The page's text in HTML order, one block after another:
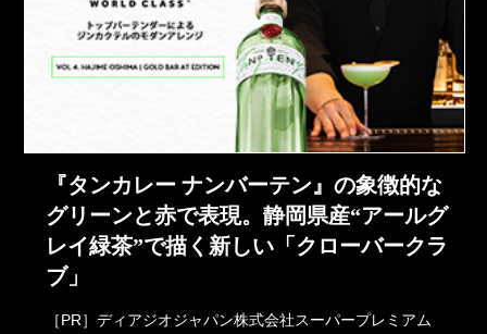
『タンカレー ナンバーテン』の象徴的な
グリーンと赤で表現。静岡県産“アールグ
レイ緑茶”で描く新しい「クローバークラ
ブ」
［PR］ディアジオジャパン株式会社スーパープレミアム